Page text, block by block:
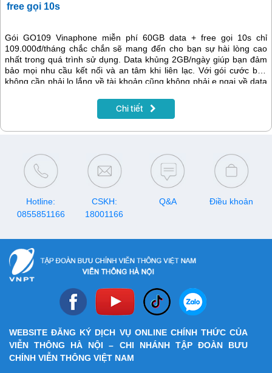
free gọi 10s
Gói GO109 Vinaphone miễn phí 60GB data + free gọi 10s chỉ
109.000đ/tháng chắc chắn sẽ mang đến cho bạn sự hài lòng cao
nhất trong quá trình sử dụng. Data khủng 2GB/ngày giúp bạn đảm
bảo mọi nhu cầu kết nối và an tâm khi liên lạc. Với gói cước bạn
không cần phải lo lắng về tài khoản cũng không phải e ngại về data
Chi tiết
Hotline:
0855851166
CSKH:
18001166
Q&A Điều khoản
WEBSITE ĐĂNG KÝ DỊCH VỤ ONLINE CHÍNH THỨC CỦA
VIỄN THÔNG HÀ NỘI – CHI NHÁNH TẬP ĐOÀN BƯU
CHÍNH VIỄN THÔNG VIỆT NAM